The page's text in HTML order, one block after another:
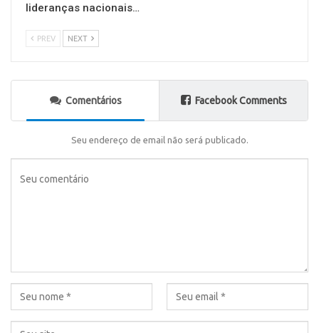
lideranças nacionais…
PREV NEXT
Comentários Facebook Comments
Seu endereço de email não será publicado.